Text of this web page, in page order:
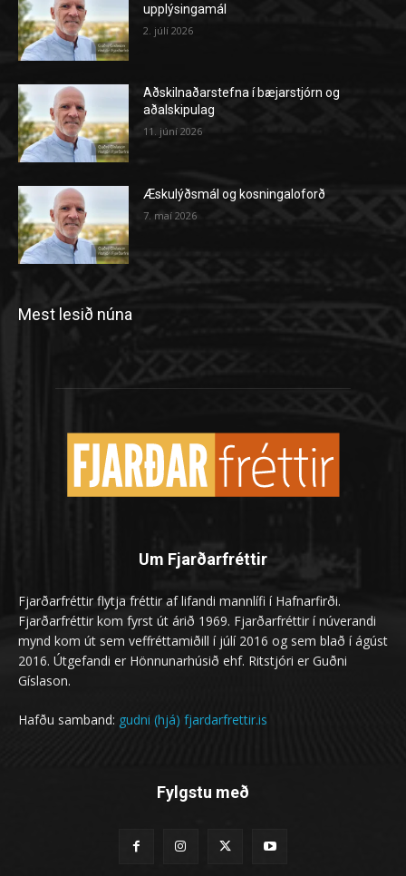
upplýsingamál
2. júlí 2026
Aðskilnaðarstefna í bæjarstjórn og
aðalskipulag
11. júní 2026
Æskulýðsmál og kosningaloforð
7. maí 2026
Mest lesið núna
Um Fjarðarfréttir
Fjarðarfréttir flytja fréttir af lifandi mannlífi í Hafnarfirði.
Fjarðarfréttir kom fyrst út árið 1969. Fjarðarfréttir í núverandi
mynd kom út sem veffréttamiðill í júlí 2016 og sem blað í ágúst
2016. Útgefandi er Hönnunarhúsið ehf. Ritstjóri er Guðni
Gíslason.
Hafðu samband: gudni (hjá) fjardarfrettir.is
Fylgstu með